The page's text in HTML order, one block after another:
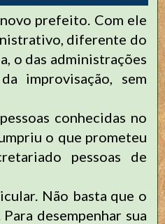
prefeito. Com ele
diferente do
o das administrações
improvisação, sem
conhecidas no
o que prometeu
pessoas de
Não basta que o
desempenhar sua